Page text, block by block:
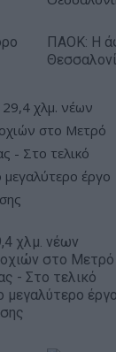
ΠΑΟΚ: Η
χλμ. νέων
στο Μετρό
- Στο τελικό
μεγαλύτερο έργο